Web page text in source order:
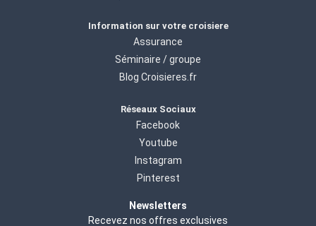
Information sur votre croisiere
Assurance
Séminaire / groupe
Blog Croisieres.fr
Réseaux Sociaux
Facebook
Youtube
Instagram
Pinterest
Newsletters
Recevez nos offres exclusives